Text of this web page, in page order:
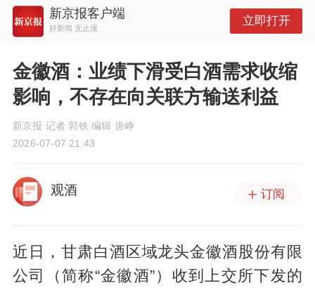
新京报客户端
好新闻 无止境
立即打开
金徽酒：业绩下滑受白酒需求收缩
影响，不存在向关联方输送利益
新京报 记者 郭铁 编辑 唐峥
2026-07-07 21:43
观酒 订阅
近日，甘肃白酒区域龙头金徽酒股份有限
公司（简称“金徽酒”）收到上交所下发的